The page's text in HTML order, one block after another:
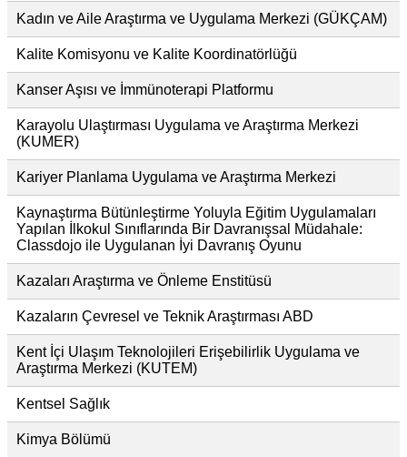
Kadın ve Aile Araştırma ve Uygulama Merkezi (GÜKÇAM)
Kalite Komisyonu ve Kalite Koordinatörlüğü
Kanser Aşısı ve İmmünoterapi Platformu
Karayolu Ulaştırması Uygulama ve Araştırma Merkezi
(KUMER)
Kariyer Planlama Uygulama ve Araştırma Merkezi
Kaynaştırma Bütünleştirme Yoluyla Eğitim Uygulamaları
Yapılan İlkokul Sınıflarında Bir Davranışsal Müdahale:
Classdojo ile Uygulanan İyi Davranış Oyunu
Kazaları Araştırma ve Önleme Enstitüsü
Kazaların Çevresel ve Teknik Araştırması ABD
Kent İçi Ulaşım Teknolojileri Erişebilirlik Uygulama ve
Araştırma Merkezi (KUTEM)
Kentsel Sağlık
Kimya Bölümü